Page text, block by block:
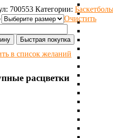
700553 Категории:
Очистить
Быстрая покупка
в список желаний
расцветки